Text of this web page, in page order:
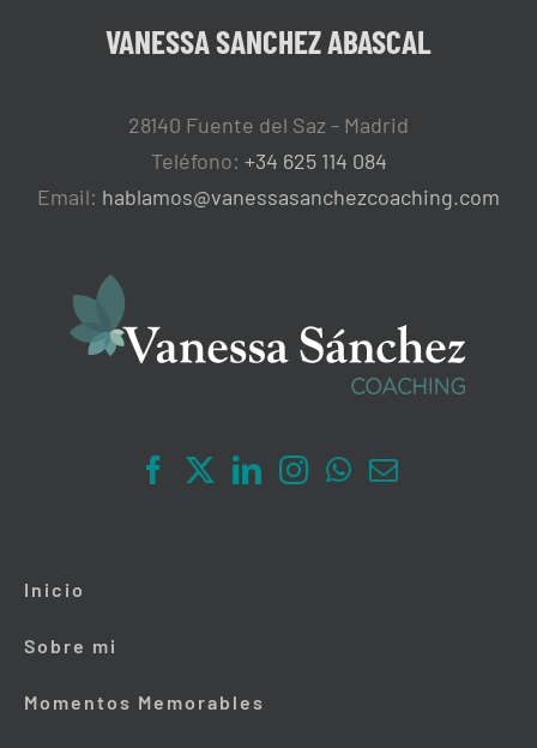
VANESSA SANCHEZ ABASCAL
28140 Fuente del Saz - Madrid
Teléfono: +34 625 114 084
Email: hablamos@vanessasanchezcoaching.com
Inicio
Sobre mi
Momentos Memorables